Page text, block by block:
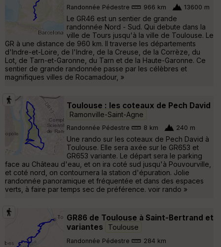
Randonnée Pédestre 966 km 13600 m
Le GR46 est un sentier de grande
randonnée Nord - Sud. Qui debute dans la
ville de Tours jusqu'à la ville de Toulouse. Le
GR à une distance de 960 km. Il traverse les départements
d'Indre-et-Loire, de l'Indre, de la Creuse, de la Corrèze, du
Lot, de Tarn-et-Garonne, du Tarn et de la Haute-Garonne. Ce
sentier de grande randonnée passe par les célèbres et
magnifiques villes de Rocamadour, »
Toulouse : les coteaux de Pech David
Ramonville-Saint-Agne
Randonnée Pédestre 8 km 240 m
Une rando sur les coteaux de Pech David à
Toulouse. Elle sera axée sur le GR653 et
GR653 variante. Le départ sera le parking
face au Château d'eau, et on ira coté sud jusqu'à Pouvourville,
et coté nord, on contournera la station d'épuration. Jolie
randonnée panoramique et fréquentée et dans des espaces
verts, à faire par temps sec de préférence. voir rando »
GR86 de Toulouse à Saint-Bertrand et
variantes
Toulouse
Randonnée Pédestre 284 km